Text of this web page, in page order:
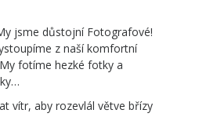
jsme důstojní Fotografové!
z naší komfortní
fotíme hezké fotky a
vítr, aby rozevlál větve břízy